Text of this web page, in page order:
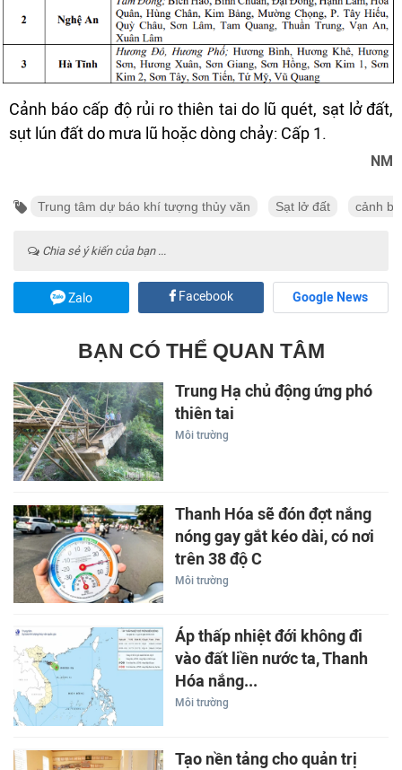
Cảnh báo cấp độ rủi ro thiên tai do lũ quét, sạt lở đất,
sụt lún đất do mưa lũ hoặc dòng chảy: Cấp 1.
NM
Trung tâm dự báo khí tượng thủy văn Sạt lở đất cảnh
Chia sẻ ý kiến của bạn ...
Zalo Facebook Google News
BẠN CÓ THỂ QUAN TÂM
Trung Hạ chủ động ứng phó
thiên tai
Môi trường
Thanh Hóa sẽ đón đợt nắng
nóng gay gắt kéo dài, có nơi
trên 38 độ C
Môi trường
Áp thấp nhiệt đới không đi
vào đất liền nước ta, Thanh
Hóa nắng...
Môi trường
Tạo nền tảng cho quản trị